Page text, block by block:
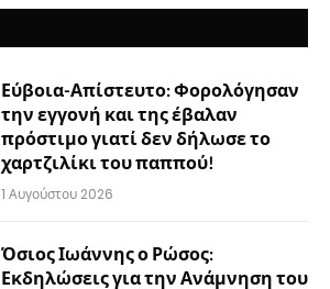
Εύβοια-Απίστευτο: Φορολόγησαν
την εγγονή και της έβαλαν
πρόστιμο γιατί δεν δήλωσε το
χαρτζιλίκι του παππού!
1 Αυγούστου 2026
Όσιος Ιωάννης ο Ρώσος:
Εκδηλώσεις για την Ανάμνηση του